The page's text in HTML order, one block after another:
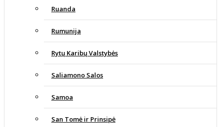
Ruanda
Rumunija
Rytų Karibų Valstybės
Saliamono Salos
Samoa
San Tomė ir Prinsipė